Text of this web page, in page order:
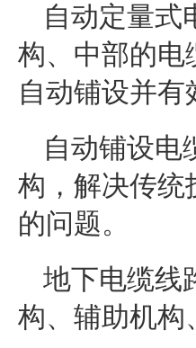
自动定量式
构、中部的电
自动铺设并
自动铺设电
构，解决传统
的问题。
地下电缆线
构、辅助机构